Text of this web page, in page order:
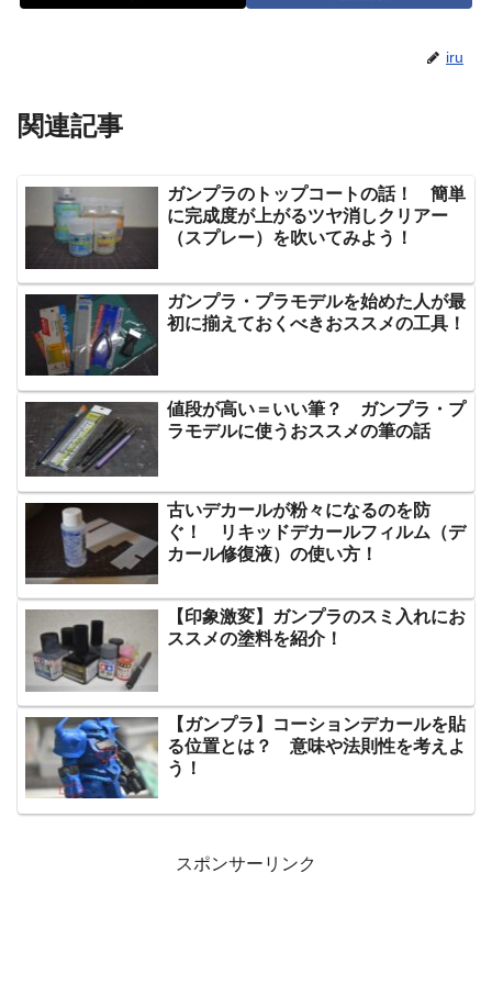
iru
関連記事
ガンプラのトップコートの話！ 簡単
に完成度が上がるツヤ消しクリアー
（スプレー）を吹いてみよう！
ガンプラ・プラモデルを始めた人が最
初に揃えておくべきおススメの工具！
値段が高い＝いい筆？ ガンプラ・プ
ラモデルに使うおススメの筆の話
古いデカールが粉々になるのを防
ぐ！ リキッドデカールフィルム（デ
カール修復液）の使い方！
【印象激変】ガンプラのスミ入れにお
ススメの塗料を紹介！
【ガンプラ】コーションデカールを貼
る位置とは？ 意味や法則性を考えよ
う！
スポンサーリンク